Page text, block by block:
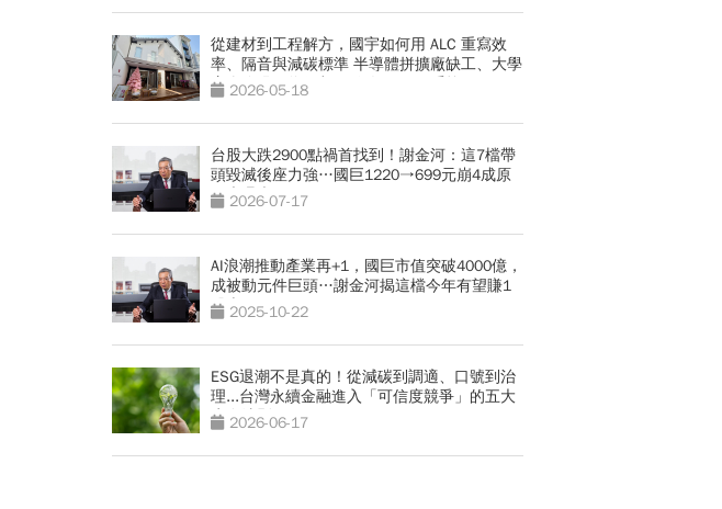
從建材到工程解方，國宇如何用 ALC 重寫效
率、隔音與減碳標準 半導體拼擴廠缺工、大學
宿舍降噪，為何都開始改用 ALC 系統？
2026-05-18
台股大跌2900點禍首找到！謝金河：這7檔帶
頭毀滅後座力強…國巨1220→699元崩4成原
因也曝光
2026-07-17
AI浪潮推動產業再+1，國巨市值突破4000億，
成被動元件巨頭…謝金河揭這檔今年有望賺1
股本2025-10-22
ESG退潮不是真的！從減碳到調適、口號到治
理...台灣永續金融進入「可信度競爭」的五大
生存法則
2026-06-17